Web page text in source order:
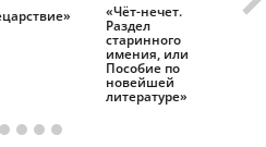
«Чёт-нечет.
Раздел
старинного
имения, или
Пособие по
новейшей
литературе»